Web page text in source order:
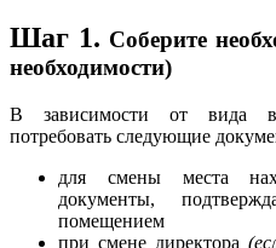
Шаг 1. Соберите
необходимости)
В зависимости от вида
потребовать следующие
для смены места
документы,
помещением
при смене директора